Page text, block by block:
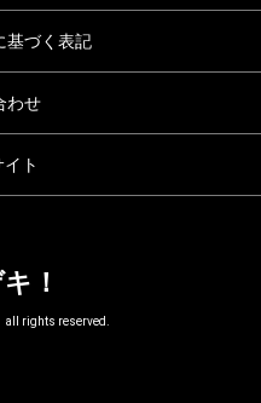
基づく表記
わせ
ト
！
all rights reserved.